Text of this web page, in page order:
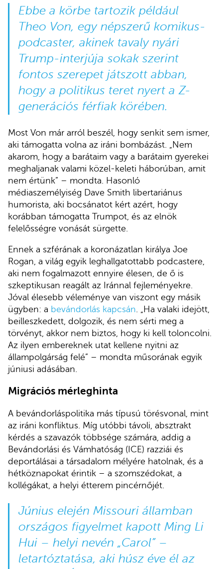
Ebbe a körbe tartozik például
Theo Von, egy népszerű komikus-
podcaster, akinek tavaly nyári
Trump-interjúja sokak szerint
fontos szerepet játszott abban,
hogy a politikus teret nyert a Z-
generációs férfiak körében.
Most Von már arról beszél, hogy senkit sem ismer,
aki támogatta volna az iráni bombázást. „Nem
akarom, hogy a barátaim vagy a barátaim gyerekei
meghaljanak valami közel-keleti háborúban, amit
nem értünk” – mondta. Hasonló
médiaszemélyiség Dave Smith libertariánus
humorista, aki bocsánatot kért azért, hogy
korábban támogatta Trumpot, és az elnök
felelősségre vonását sürgette.
Ennek a szférának a koronázatlan királya Joe
Rogan, a világ egyik leghallgatottabb podcastere,
aki nem fogalmazott ennyire élesen, de ő is
szkeptikusan reagált az Iránnal fejleményekre.
Jóval élesebb véleménye van viszont egy másik
ügyben: a bevándorlás kapcsán . „Ha valaki idejött,
beilleszkedett, dolgozik, és nem sérti meg a
törvényt, akkor nem biztos, hogy ki kell toloncolni.
Az ilyen embereknek utat kellene nyitni az
állampolgárság felé” – mondta műsorának egyik
júniusi adásában.
Migrációs mérleghinta
A bevándorláspolitika más típusú törésvonal, mint
az iráni konfliktus. Míg utóbbi távoli, absztrakt
kérdés a szavazók többsége számára, addig a
Bevándorlási és Vámhatóság (ICE) razziái és
deportálásai a társadalom mélyére hatolnak, és a
hétköznapokat érintik – a szomszédokat, a
kollégákat, a helyi étterem pincérnőjét.
Június elején Missouri államban
országos figyelmet kapott Ming Li
Hui – helyi nevén „Carol” –
letartóztatása, aki húsz éve él az